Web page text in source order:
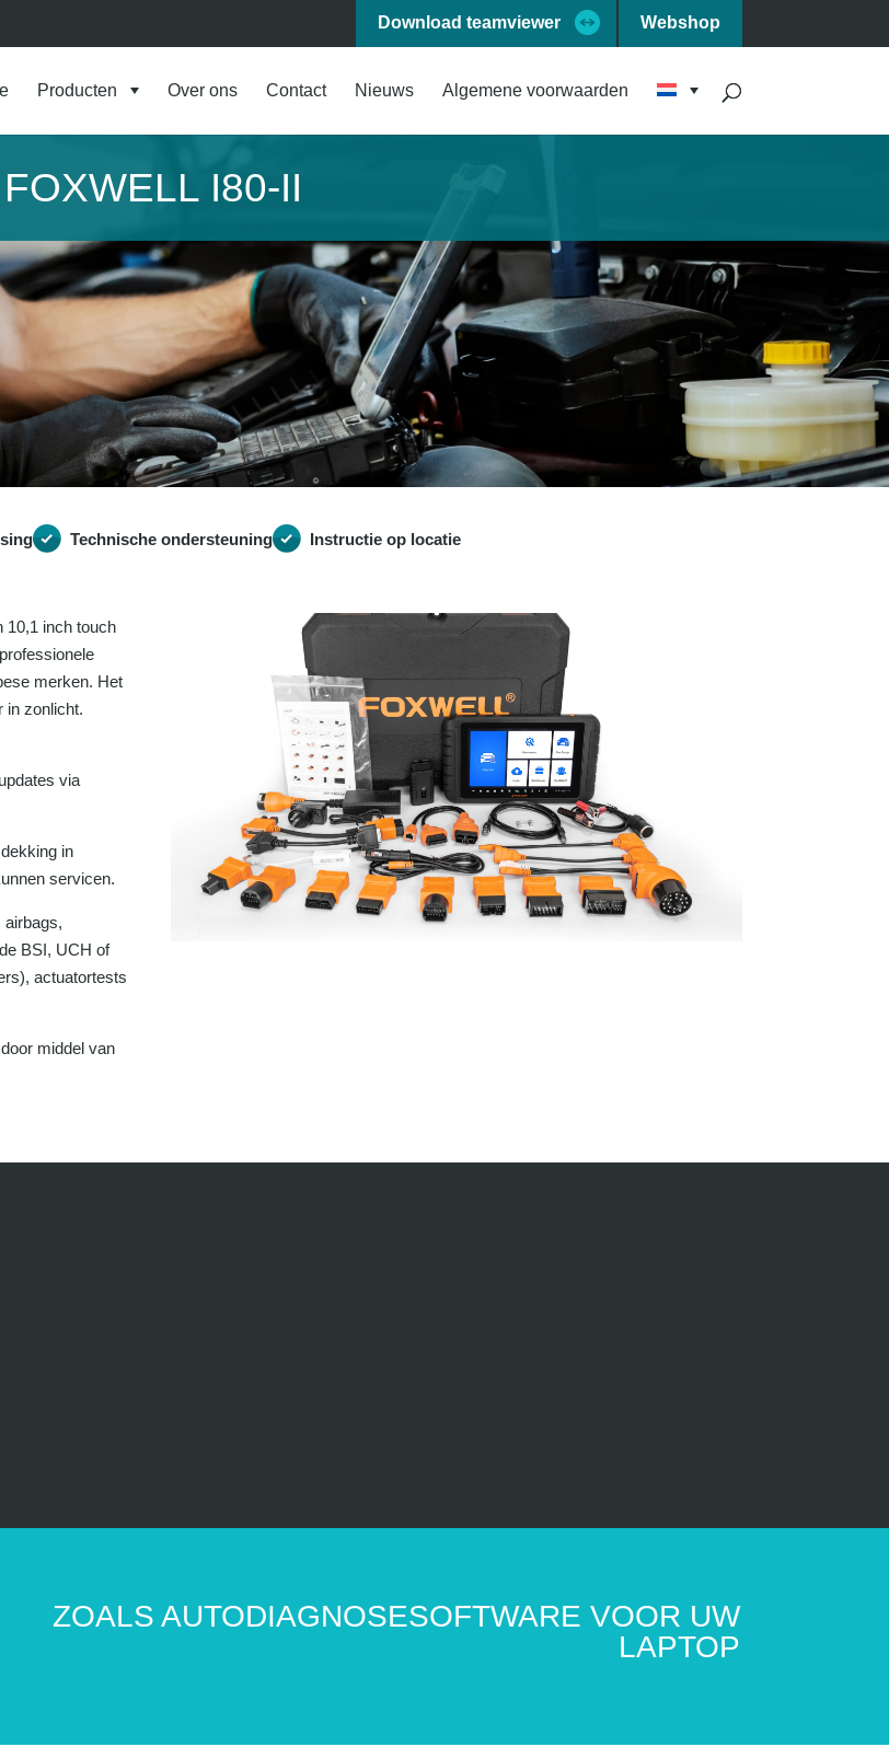
Download teamviewer Webshop
Producten Over ons Contact Nieuws Algemene voorwaarden
FOXWELL I80-II
Technische ondersteuning Instructie op locatie
10,1 inch touch
merken. Het
in zonlicht.
via
in
servicen.
airbags,
BSI, UCH of
actuatortests
middel van
ZOALS AUTODIAGNOSESOFTWARE VOOR UW
LAPTOP